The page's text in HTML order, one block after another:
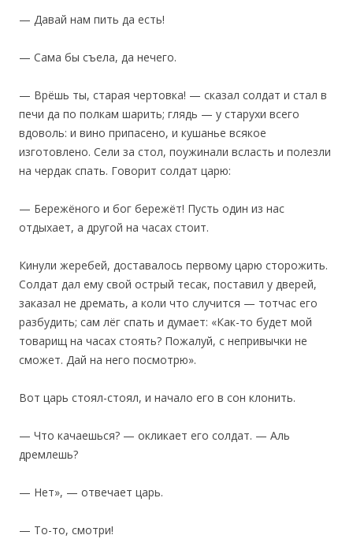
— Давай нам пить да есть!
— Сама бы съела, да нечего.
— Врёшь ты, старая чертовка! — сказал солдат и стал в
печи да по полкам шарить; глядь — у старухи всего
вдоволь: и вино припасено, и кушанье всякое
изготовлено. Сели за стол, поужинали всласть и полезли
на чердак спать. Говорит солдат царю:
— Бережёного и бог бережёт! Пусть один из нас
отдыхает, а другой на часах стоит.
Кинули жеребей, доставалось первому царю сторожить.
Солдат дал ему свой острый тесак, поставил у дверей,
заказал не дремать, а коли что случится — тотчас его
разбудить; сам лёг спать и думает: «Как-то будет мой
товарищ на часах стоять? Пожалуй, с непривычки не
сможет. Дай на него посмотрю».
‎Вот царь стоял-стоял, и начало его в сон клонить.
— Что качаешься? — окликает его солдат. — Аль
дремлешь?
— Нет», — отвечает царь.
— То-то, смотри!